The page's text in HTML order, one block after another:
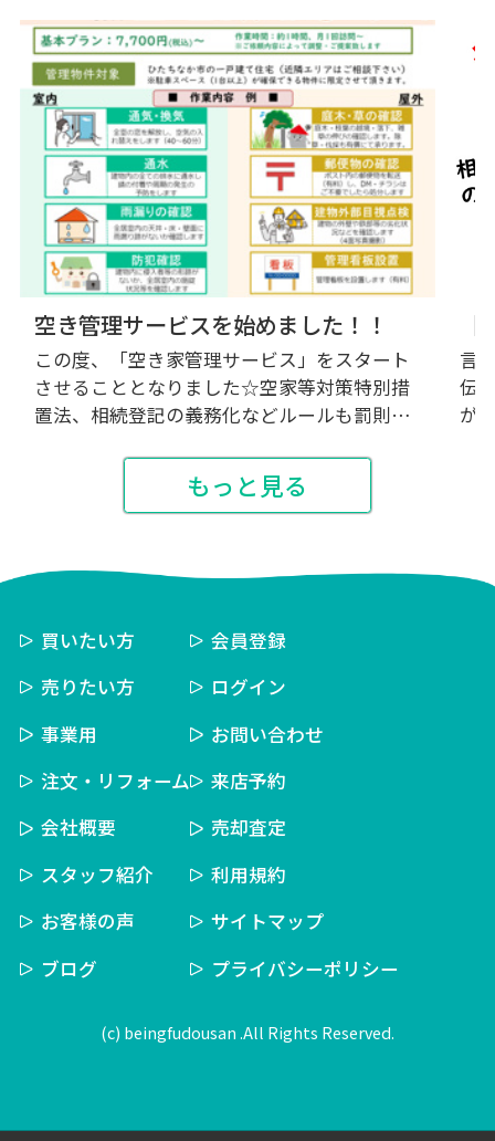
空き管理サービスを始めました！！
この度、「空き家管理サービス」をスタート
させることとなりました☆空家等対策特別措
置法、相続登記の義務化などルールも罰則も
言
伝
が
もっと見る
買いたい方
売りたい方
事業用
注文・リフォーム
会社概要
スタッフ紹介
お客様の声
ブログ
会員登録
ログイン
お問い合わせ
来店予約
売却査定
利用規約
サイトマップ
プライバシーポリシー
(c) beingfudousan .All Rights Reserved.